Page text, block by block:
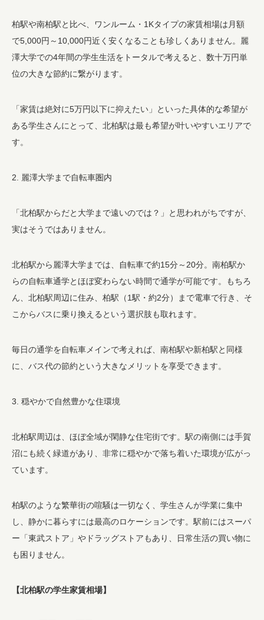
柏駅や南柏駅と比べ、ワンルーム・1Kタイプの家賃相場は月額
で5,000円～10,000円近く安くなることも珍しくありません。麗
澤大学での4年間の学生生活をトータルで考えると、数十万円単
位の大きな節約に繋がります。
「家賃は絶対に5万円以下に抑えたい」といった具体的な希望が
ある学生さんにとって、北柏駅は最も希望が叶いやすいエリアで
す。
2. 麗澤大学まで自転車圏内
「北柏駅からだと大学まで遠いのでは？」と思われがちですが、
実はそうではありません。
北柏駅から麗澤大学までは、自転車で約15分～20分。南柏駅か
らの自転車通学とほぼ変わらない時間で通学が可能です。もちろ
ん、北柏駅周辺に住み、柏駅（1駅・約2分）まで電車で行き、そ
こからバスに乗り換えるという選択肢も取れます。
毎日の通学を自転車メインで考えれば、南柏駅や新柏駅と同様
に、バス代の節約という大きなメリットを享受できます。
3. 穏やかで自然豊かな住環境
北柏駅周辺は、ほぼ全域が閑静な住宅街です。駅の南側には手賀
沼にも続く緑道があり、非常に穏やかで落ち着いた環境が広がっ
ています。
柏駅のような繁華街の喧騒は一切なく、学生さんが学業に集中
し、静かに暮らすには最高のロケーションです。駅前にはスーパ
ー「東武ストア」やドラッグストアもあり、日常生活の買い物に
も困りません。
【北柏駅の学生家賃相場】